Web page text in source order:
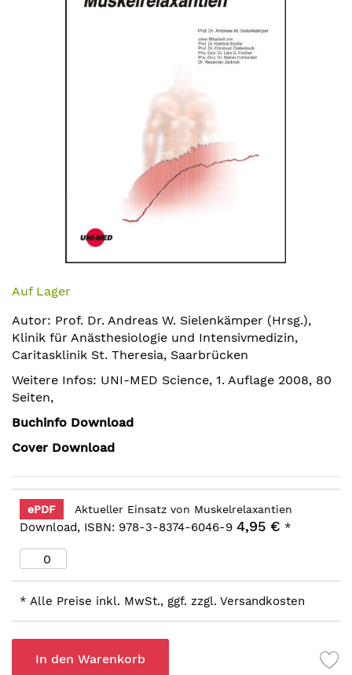
Anfang
Bildergalerie
springen
Auf Lager
Autor: Prof. Dr. Andreas W. Sielenkämper (Hrsg.),
Klinik für Anästhesiologie und Intensivmedizin,
Caritasklinik St. Theresia, Saarbrücken
Weitere Infos: UNI-MED Science, 1. Auflage 2008, 80
Seiten,
Buchinfo Download
Cover Download
ePDF Aktueller Einsatz von Muskelrelaxantien
Download, ISBN: 978-3-8374-6046-9 4,95 € *
* Alle Preise inkl. MwSt., ggf. zzgl. Versandkosten
In den Warenkorb